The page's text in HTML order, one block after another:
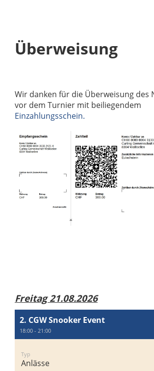
Überweisung
Wir danken für die Überweisung des
vor dem Turnier mit beiliegendem
Einzahlungsschein.
Freitag 21.08.2026
2. CGW Snooker Event
18:00 - 21:00
Typ
Anlässe